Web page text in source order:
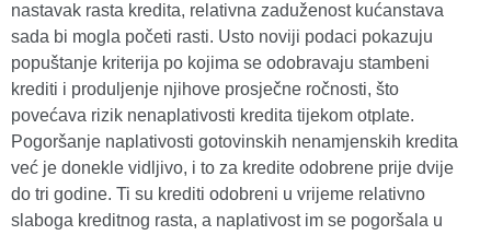
nastavak rasta kredita, relativna zaduženost kućanstava
sada bi mogla početi rasti. Usto noviji podaci pokazuju
popuštanje kriterija po kojima se odobravaju stambeni
krediti i produljenje njihove prosječne ročnosti, što
povećava rizik nenaplativosti kredita tijekom otplate.
Pogoršanje naplativosti gotovinskih nenamjenskih kredita
već je donekle vidljivo, i to za kredite odobrene prije dvije
do tri godine. Ti su krediti odobreni u vrijeme relativno
slaboga kreditnog rasta, a naplativost im se pogoršala u